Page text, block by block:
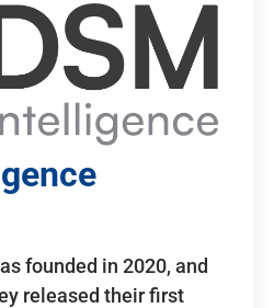
founded in 2020, and
released their first